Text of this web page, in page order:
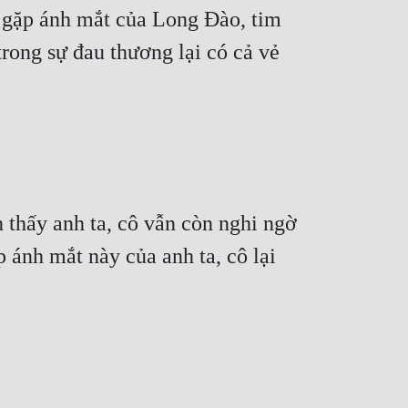
ánh mắt của Long Đào, tim
sự đau thương lại có cả vẻ
anh ta, cô vẫn còn nghi ngờ
mắt này của anh ta, cô lại